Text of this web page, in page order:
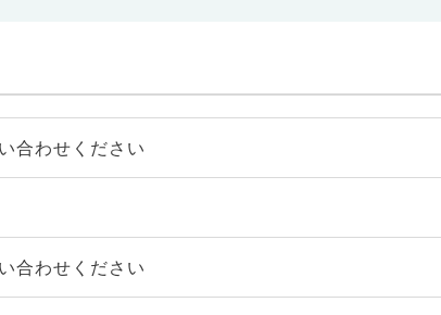
合わせください
合わせください